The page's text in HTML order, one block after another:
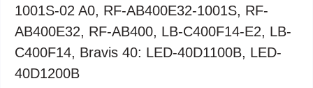
1001S-02 A0, RF-AB400E32-1001S, RF-
AB400E32, RF-AB400, LB-C400F14-E2, LB-
C400F14, Bravis 40: LED-40D1100B, LED-
40D1200B